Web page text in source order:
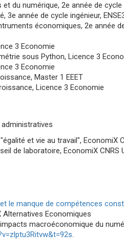
du numérique, 2e année de cycle
3e année de cycle ingénieur,
économiques, 2e année
3 Economie
sous Python, Licence 3
3 Economie
Master 1 EEET
Licence 3 Economie
et vie au travail", EconomiX
de laboratoire, EconomiX CNRS
le manque de compétences
Alternatives Economiques
macroéconomique du
.